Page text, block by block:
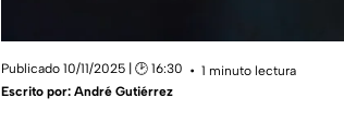
Publicado 10/11/2025 | 🕑 16:30
1 minuto lectura
Escrito por: André Gutiérrez